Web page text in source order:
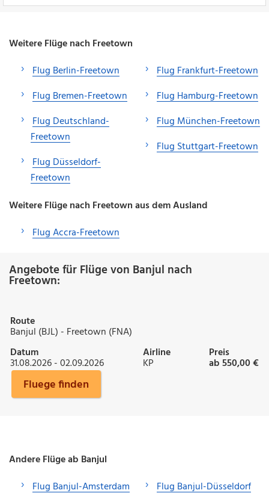
Weitere Flüge nach Freetown
Flug Berlin-Freetown
Flug Bremen-Freetown
Flug Deutschland-
Freetown
Flug Düsseldorf-
Freetown
Flug Frankfurt-Freetown
Flug Hamburg-Freetown
Flug München-Freetown
Flug Stuttgart-Freetown
Weitere Flüge nach Freetown aus dem Ausland
Flug Accra-Freetown
Angebote für Flüge von Banjul nach
Freetown:
Route
Banjul (BJL) - Freetown (FNA)
Datum
31.08.2026 - 02.09.2026
Airline
KP
Preis
ab 550,00 €
Fluege finden
Andere Flüge ab Banjul
Flug Banjul-Amsterdam
Flug Banjul-Düsseldorf